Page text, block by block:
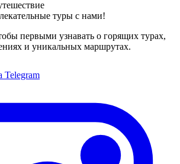
туры с нами!
первыми узнавать о горящих турах,
и уникальных маршрутах.
Telegram